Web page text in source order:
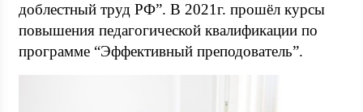
доблестный труд РФ”. В 2021г. прошёл курсы
повышения педагогической квалификации по
программе “Эффективный преподователь”.